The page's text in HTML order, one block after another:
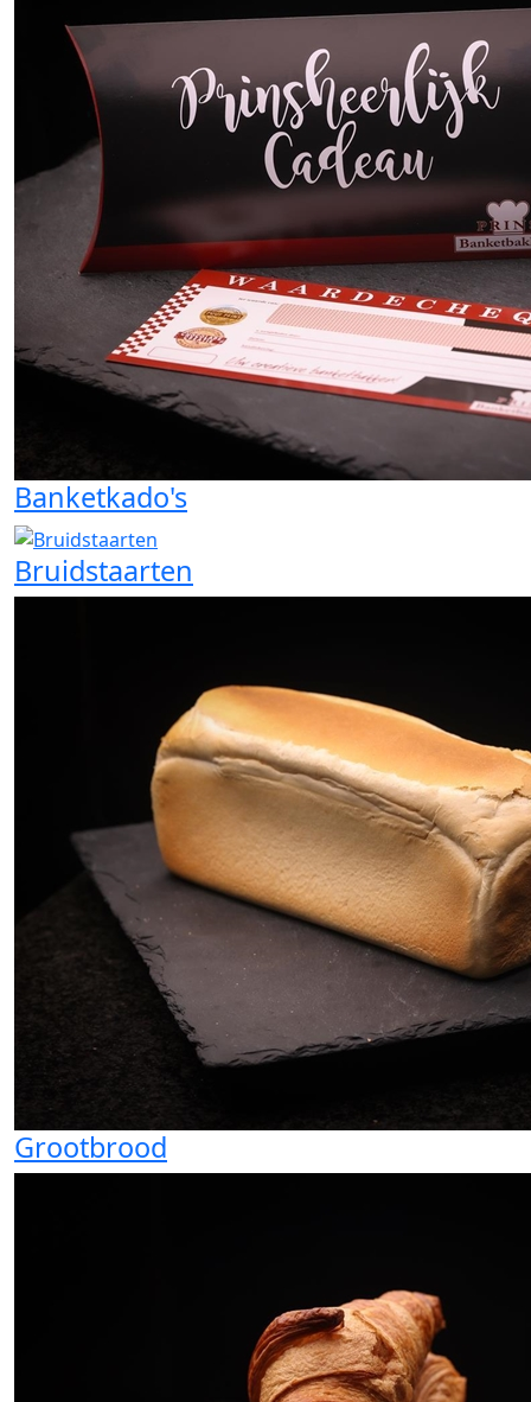
Banketkado's
Bruidstaarten
Grootbrood